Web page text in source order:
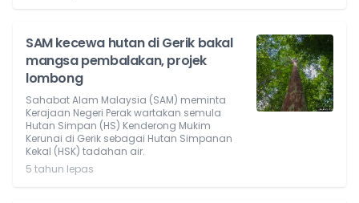
SAM kecewa hutan di Gerik bakal
mangsa pembalakan, projek
lombong
Sahabat Alam Malaysia (SAM) meminta
Kerajaan Negeri Perak wartakan semula
Hutan Simpan (HS) Kenderong Mukim
Kerunai di Gerik sebagai Hutan Simpanan
Kekal (HSK) tadahan air.
5 tahun lepas